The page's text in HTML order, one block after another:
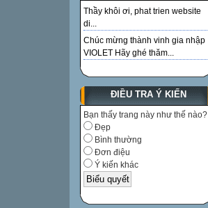
Thầy khôi ơi, phat trien website
di...
Chúc mừng thành vinh gia nhập
VIOLET Hãy ghé thăm...
ĐIỀU TRA Ý KIẾN
Bạn thấy trang này như thế nào?
Đẹp
Bình thường
Đơn điệu
Ý kiến khác